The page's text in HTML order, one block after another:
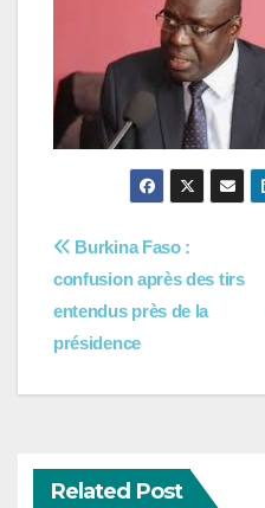
Navigation
de
l’article
Burkina Faso :
confusion après des tirs
entendus près de la
présidence
Related Post